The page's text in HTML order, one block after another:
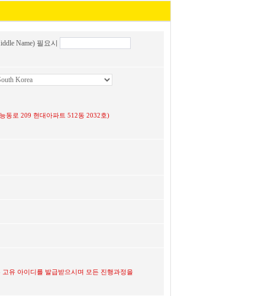
Name) 필요시
동로 209 현대아파트 512동 2032호)
유 아이디를 발급받으시며 모든 진행과정을